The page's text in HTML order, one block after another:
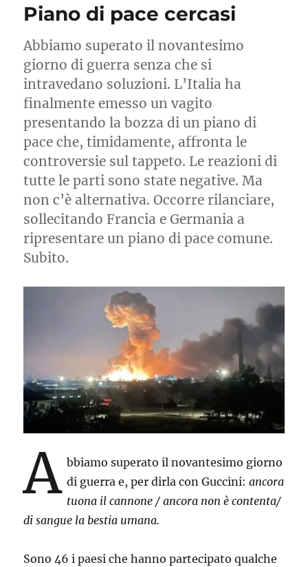
verrà
Piano di pace cercasi
Abbiamo superato il novantesimo
giorno di guerra senza che si
intravedano soluzioni. L’Italia ha
finalmente emesso un vagito
presentando la bozza di un piano di
pace che, timidamente, affronta le
controversie sul tappeto. Le reazioni di
tutte le parti sono state negative. Ma
non c’è alternativa. Occorre rilanciare,
sollecitando Francia e Germania a
ripresentare un piano di pace comune.
Subito.
A bbiamo superato il novantesimo giorno
di guerra e, per dirla con Guccini:ancora
tuona il cannone / ancora non è contenta/
di sangue la bestia umana.
Sono 46 i paesi che hanno partecipato qualche